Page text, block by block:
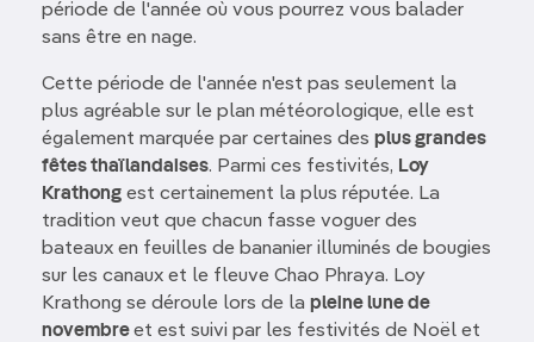
période de l'année où vous pourrez vous balader
sans être en nage.
Cette période de l'année n'est pas seulement la
plus agréable sur le plan météorologique, elle est
également marquée par certaines des plus grandes
fêtes thaïlandaises. Parmi ces festivités, Loy
Krathong est certainement la plus réputée. La
tradition veut que chacun fasse voguer des
bateaux en feuilles de bananier illuminés de bougies
sur les canaux et le fleuve Chao Phraya. Loy
Krathong se déroule lors de la pleine lune de
novembreet est suivi par les festivités de Noël et